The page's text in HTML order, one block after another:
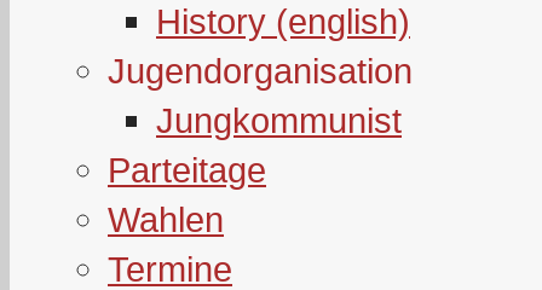
History (english)
Jugendorganisation
Jungkommunist
Parteitage
Wahlen
Termine